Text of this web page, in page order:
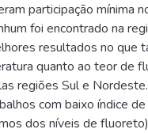
participação mínima
foi encontrado na
resultados no que
quanto ao teor de
regiões Sul e
com baixo índice
dos níveis de